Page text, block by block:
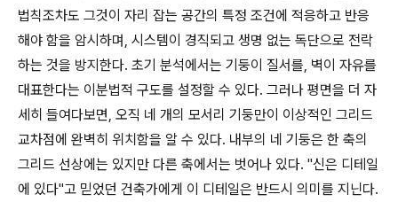
법칙조차도 그것이 자리 잡는 공간의 특정 조건에 적응하고 반응
해야 함을 암시하며, 시스템이 경직되고 생명 없는 독단으로 전락
하는 것을 방지한다. 초기 분석에서는 기둥이 질서를, 벽이 자유를
대표한다는 이분법적 구도를 설정할 수 있다. 그러나 평면을 더 자
세히 들여다보면, 오직 네 개의 모서리 기둥만이 이상적인 그리드
교차점에 완벽히 위치함을 알 수 있다. 내부의 네 기둥은 한 축의
그리드 선상에는 있지만 다른 축에서는 벗어나 있다. "신은 디테일
에 있다"고 믿었던 건축가에게 이 디테일은 반드시 의미를 지닌다.